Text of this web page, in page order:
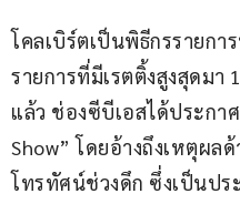
โคลเบิร์ตเป็นพิธีกรรายกา
รายการที่มีเรตติ้งสูงสุดมา
แล้ว ช่องซีบีเอสได้ประกา
Show” โดยอ้างถึงเหตุผล
โทรทัศน์ช่วงดึก ซึ่งเป็นปร